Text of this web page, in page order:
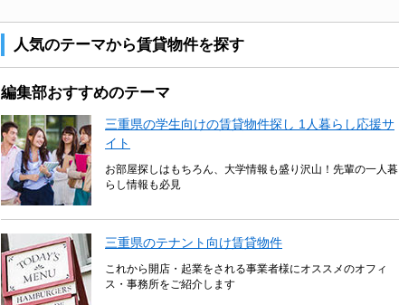
人気のテーマから賃貸物件を探す
編集部おすすめのテーマ
三重県の学生向けの賃貸物件探し 1人暮らし応援サ
イト
お部屋探しはもちろん、大学情報も盛り沢山！先輩の一人暮
らし情報も必見
三重県のテナント向け賃貸物件
これから開店・起業をされる事業者様にオススメのオフィ
ス・事務所をご紹介します